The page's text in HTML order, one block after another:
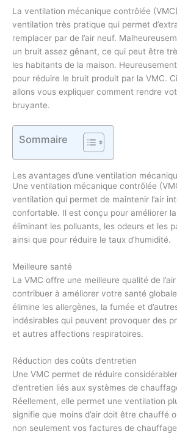
La ventilation mécanique contrôlée
ventilation très pratique qui permet
remplacer par de l’air neuf.
un bruit assez gênant, ce qui peut être
les habitants de la maison.
pour réduire le bruit produit par la VMC.
allons vous expliquer comment rendre
bruyante.
Sommaire
Les avantages d’une ventilation
Une ventilation mécanique contrôlée
ventilation qui permet de maintenir l’air
confortable. Il est conçu pour améliorer la
éliminant les polluants, les odeurs et les
ainsi que pour réduire le taux d’humidité.
Meilleure santé
La VMC offre une meilleure qualité de
contribuer à améliorer votre santé
élimine les allergènes, la fumée et
indésirables qui peuvent provoquer des
et autres affections respiratoires.
Réduction des coûts d’entretien
Une VMC permet de réduire
d’entretien liés aux systèmes de
Réellement, elle permet une ventilation
signifie que moins d’air doit être chauffé
non seulement vos factures de